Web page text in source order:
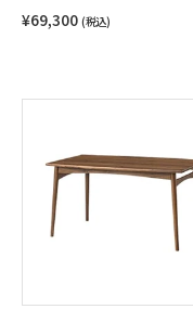
¥69,300 (税込)